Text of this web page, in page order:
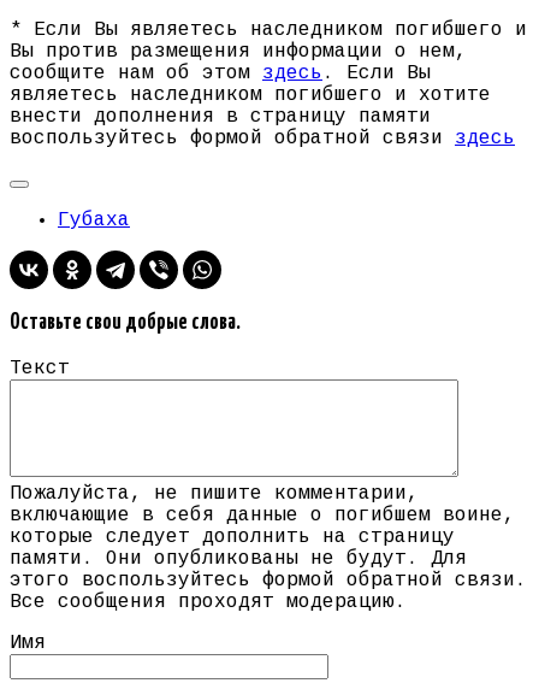
* Если Вы являетесь наследником погибшего и
Вы против размещения информации о нем,
сообщите нам об этом здесь . Если Вы
являетесь наследником погибшего и хотите
внести дополнения в страницу памяти
воспользуйтесь формой обратной связи здесь
Губаха
Оставьте свои добрые слова.
Текст
Пожалуйста, не пишите комментарии,
включающие в себя данные о погибшем воине,
которые следует дополнить на страницу
памяти. Они опубликованы не будут. Для
этого воспользуйтесь формой обратной связи.
Все сообщения проходят модерацию.
Имя